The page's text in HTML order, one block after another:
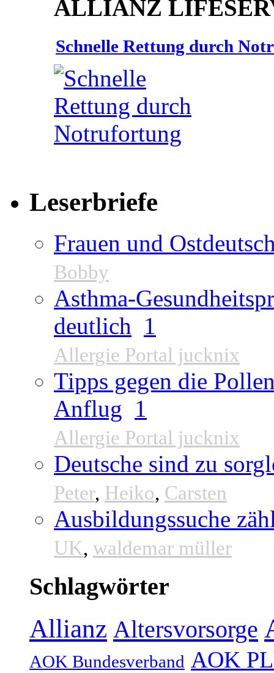
ALLIANZ
Schnelle Rettung durch
Leserbriefe
Frauen und
Bobby
Asthma-
deutlich 1
Allergie Portal jucknix
Tipps gegen die
Anflug 1
Allergie Portal jucknix
Deutsche sind zu
Peter, Heiko, Carsten
Ausbildungssuche
UK, waldemar müller
Schlagwörter
Allianz Altersvorsorge
AOK Bundesverband AOK